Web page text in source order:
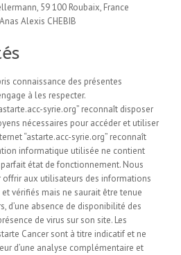
59 100 Roubaix, France
Alexis CHEBIB
connaissance des présentes
à les respecter.
syrie.org” reconnaît disposer
nécessaires pour accéder et utiliser
“astarte.acc-syrie.org” reconnaît
informatique utilisée ne contient
état de fonctionnement. Nous
aux utilisateurs des informations
vérifiés mais ne saurait être tenue
d’une absence de disponibilité des
de virus sur son site. Les
Cancer sont à titre indicatif et ne
d’une analyse complémentaire et